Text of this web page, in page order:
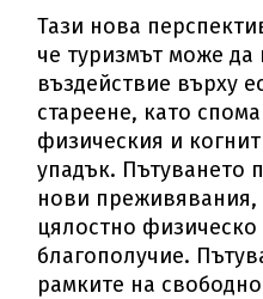
Тази нова
че туризмът може
въздействие върху
стареене, като
физическия и
упадък. Пътуването
нови преживявания,
цялостно физическо
благополучие.
рамките на